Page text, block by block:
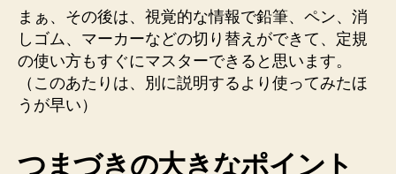
まぁ、その後は、視覚的な情報で鉛筆、ペン、消
しゴム、マーカーなどの切り替えができて、定規
の使い方もすぐにマスターできると思います。
（このあたりは、別に説明するより使ってみたほ
うが早い）
つまづきの大きなポイント